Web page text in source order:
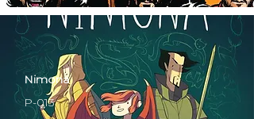
Nimona
P-013